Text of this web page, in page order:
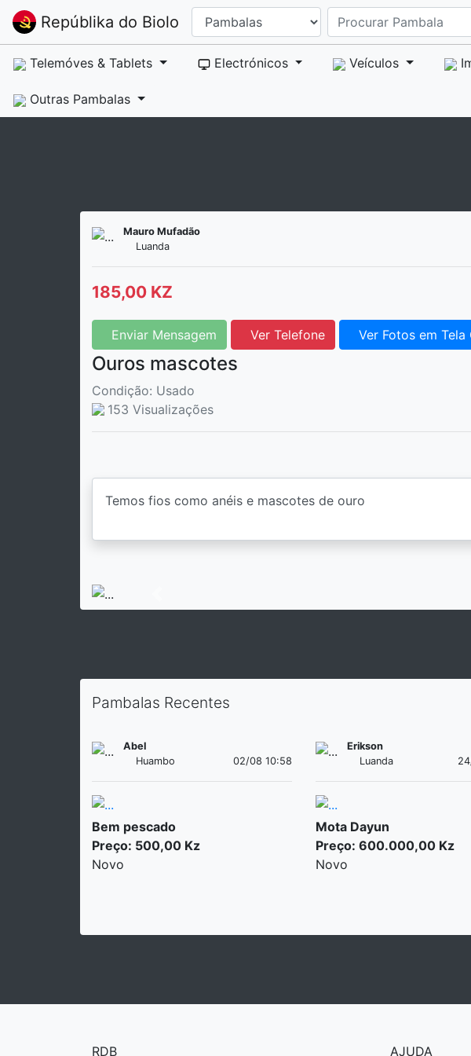
Repúblika do Biolo
Telemóves & Tablets Electrónicos Veículos
Outras Pambalas
Mauro Mufadão
Luanda
185,00 KZ
Enviar Mensagem Ver Telefone Ver Fotos em Tela
Ouros mascotes
Condição: Usado
153 Visualizações
Pambalas Recentes
Abel
Huambo
02/08 10:58
Bem pescado
Preço: 500,00 Kz
Novo
Erikson
Luanda
Mota Dayun
Preço: 600.000,00 Kz
Novo
RDB AJUDA